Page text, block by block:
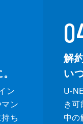
ン
ン
ち
解
い
U-
き
中の